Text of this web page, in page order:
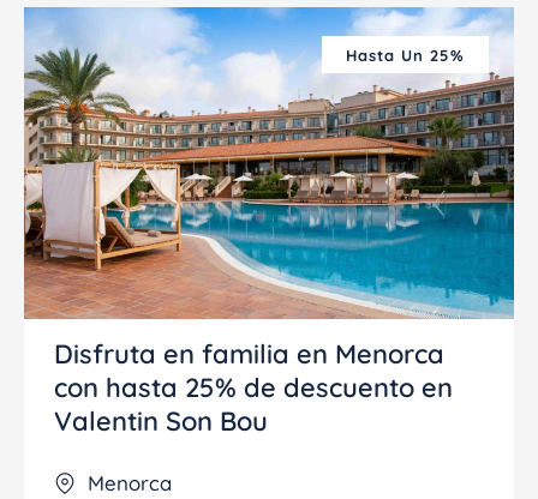
Hasta Un 25%
Disfruta en familia en Menorca
con hasta 25% de descuento en
Valentin Son Bou
Menorca